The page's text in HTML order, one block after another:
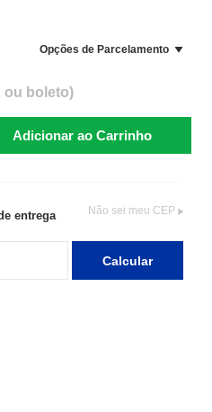
Opções de Parcelamento
ou boleto)
Adicionar ao Carrinho
entrega Não sei meu CEP
Calcular